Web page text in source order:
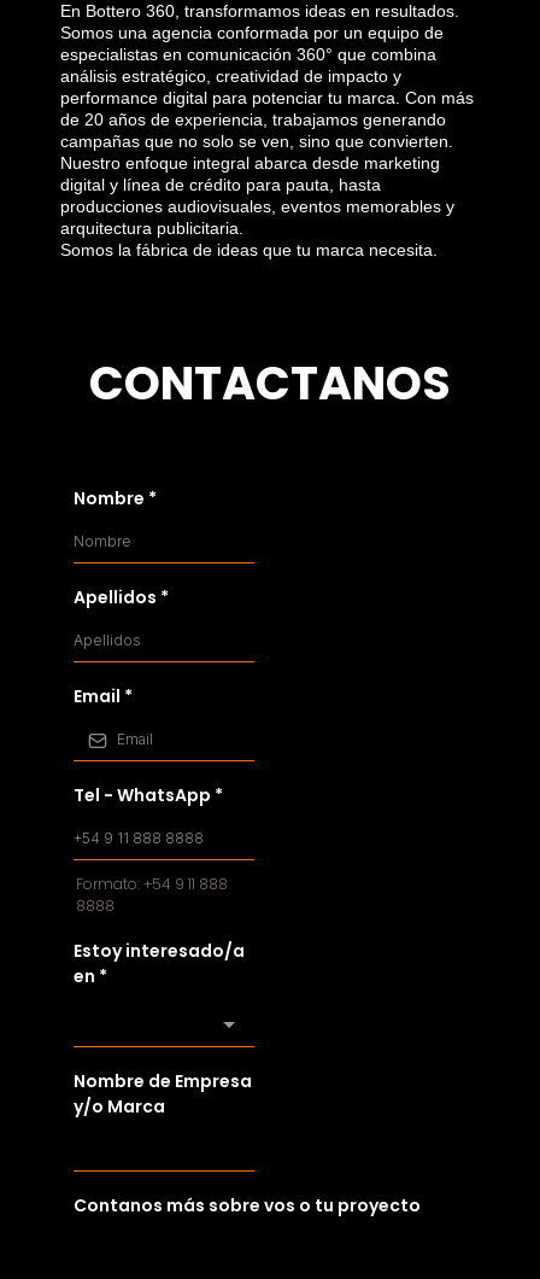
En Bottero 360, transformamos ideas en resultados.
Somos una agencia conformada por un equipo de
especialistas en comunicación 360° que combina
análisis estratégico, creatividad de impacto y
performance digital para potenciar tu marca. Con más
de 20 años de experiencia, trabajamos generando
campañas que no solo se ven, sino que convierten.
Nuestro enfoque integral abarca desde marketing
digital y línea de crédito para pauta, hasta
producciones audiovisuales, eventos memorables y
arquitectura publicitaria.
Somos la fábrica de ideas que tu marca necesita.
CONTACTANOS
Nombre *
Apellidos *
Email *
Tel - WhatsApp *
Formato: +54 9 11 888
8888
Estoy interesado/a
en *
Nombre de Empresa
y/o Marca
Contanos más sobre vos o tu proyecto